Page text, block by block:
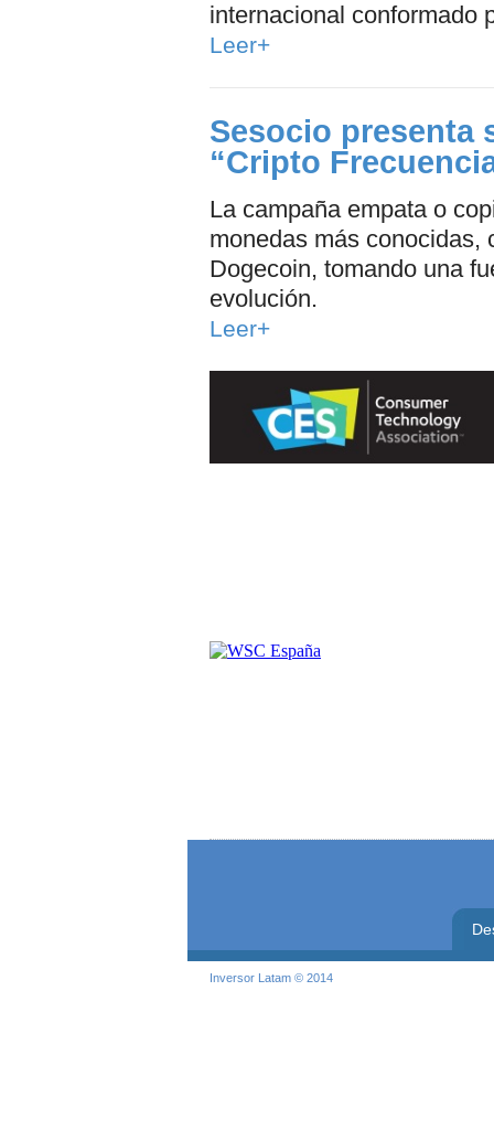
internacional conformado
Leer+
Sesocio presenta
“Cripto
La campaña empata o
monedas más conocidas,
Dogecoin, tomando una
evolución.
Leer+
Inversor Latam © 2014